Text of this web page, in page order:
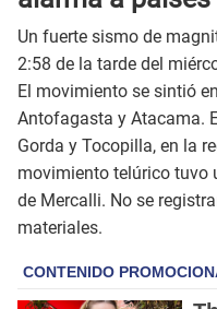
Un fuerte sismo de
2:58 de la tarde del
El movimiento se sintió
Antofagasta y Atacama.
Gorda y Tocopilla, en la
movimiento telúrico tuvo
de Mercalli. No se
materiales.